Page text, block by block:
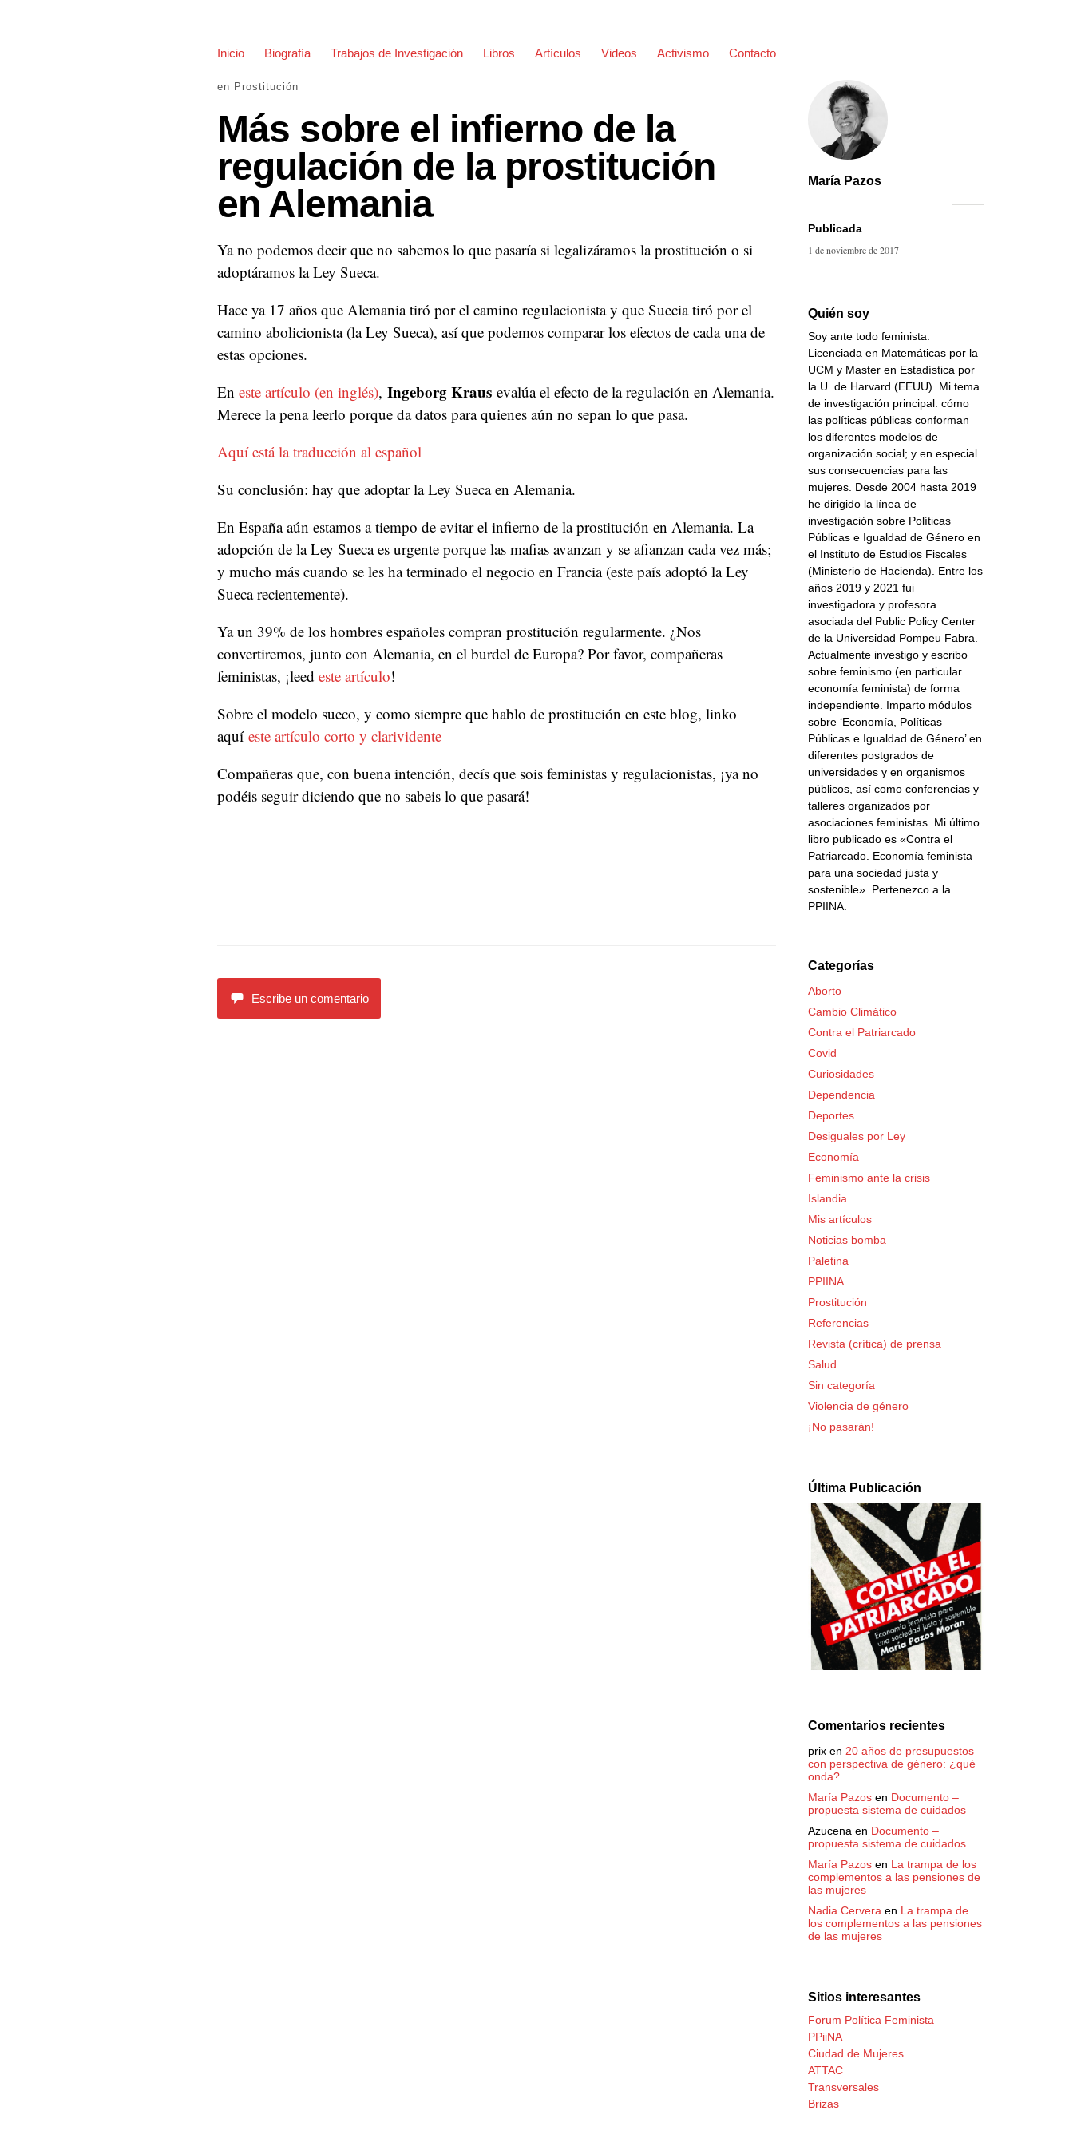
María Pazos
Publicada
1 de noviembre de 2017
Inicio Biografía Trabajos de Investigación Libros Artículos Videos Activismo Contacto
en Prostitución
Más sobre el infierno de la
regulación de la prostitución
en Alemania
Ya no podemos decir que no sabemos lo que pasaría si legalizáramos la prostitución o si
adoptáramos la Ley Sueca.
Hace ya 17 años que Alemania tiró por el camino regulacionista y que Suecia tiró por el
camino abolicionista (la Ley Sueca), así que podemos comparar los efectos de cada una de
estas opciones.
En este artículo (en inglés), Ingeborg Kraus evalúa el efecto de la regulación en Alemania.
Merece la pena leerlo porque da datos para quienes aún no sepan lo que pasa.
Aquí está la traducción al español
Su conclusión: hay que adoptar la Ley Sueca en Alemania.
En España aún estamos a tiempo de evitar el infierno de la prostitución en Alemania. La
adopción de la Ley Sueca es urgente porque las mafias avanzan y se afianzan cada vez más;
y mucho más cuando se les ha terminado el negocio en Francia (este país adoptó la Ley
Sueca recientemente).
Ya un 39% de los hombres españoles compran prostitución regularmente. ¿Nos
convertiremos, junto con Alemania, en el burdel de Europa? Por favor, compañeras
feministas, ¡leed este artículo!
Sobre el modelo sueco, y como siempre que hablo de prostitución en este blog, linko
aquí este artículo corto y clarividente
Compañeras que, con buena intención, decís que sois feministas y regulacionistas, ¡ya no
podéis seguir diciendo que no sabeis lo que pasará!
Escribe un comentario
Quién soy
Soy ante todo feminista.
Licenciada en Matemáticas por la
UCM y Master en Estadística por
la U. de Harvard (EEUU). Mi tema
de investigación principal: cómo
las políticas públicas conforman
los diferentes modelos de
organización social; y en especial
sus consecuencias para las
mujeres. Desde 2004 hasta 2019
he dirigido la línea de
investigación sobre Políticas
Públicas e Igualdad de Género en
el Instituto de Estudios Fiscales
(Ministerio de Hacienda). Entre los
años 2019 y 2021 fui
investigadora y profesora
asociada del Public Policy Center
de la Universidad Pompeu Fabra.
Actualmente investigo y escribo
sobre feminismo (en particular
economía feminista) de forma
independiente. Imparto módulos
sobre ‘Economía, Políticas
Públicas e Igualdad de Género’ en
diferentes postgrados de
universidades y en organismos
públicos, así como conferencias y
talleres organizados por
asociaciones feministas. Mi último
libro publicado es «Contra el
Patriarcado. Economía feminista
para una sociedad justa y
sostenible». Pertenezco a la
PPIINA.
Categorías
Aborto
Cambio Climático
Contra el Patriarcado
Covid
Curiosidades
Dependencia
Deportes
Desiguales por Ley
Economía
Feminismo ante la crisis
Islandia
Mis artículos
Noticias bomba
Paletina
PPIINA
Prostitución
Referencias
Revista (crítica) de prensa
Salud
Sin categoría
Violencia de género
¡No pasarán!
Última Publicación
Comentarios recientes
prix en 20 años de presupuestos
con perspectiva de género: ¿qué
onda?
María Pazos en Documento –
propuesta sistema de cuidados
Azucena en Documento –
propuesta sistema de cuidados
María Pazos en La trampa de los
complementos a las pensiones de
las mujeres
Nadia Cervera en La trampa de
los complementos a las pensiones
de las mujeres
Sitios interesantes
Forum Política Feminista
PPiiNA
Ciudad de Mujeres
ATTAC
Transversales
Brizas